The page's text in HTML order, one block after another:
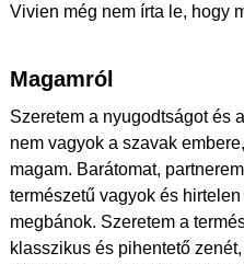
Vivien még nem írta le, hogy
Magamról
Szeretem a nyugodtságot és
nem vagyok a szavak
magam. Barátomat,
természetű vagyok és
megbánok. Szeretem a
klasszikus és pihentető